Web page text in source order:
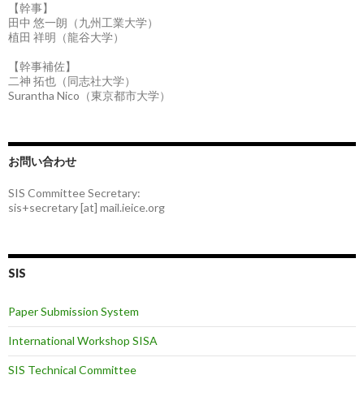
【幹事】
田中 悠一朗（九州工業大学）
植田 祥明（龍谷大学）
【幹事補佐】
二神 拓也（同志社大学）
Surantha Nico（東京都市大学）
お問い合わせ
SIS Committee Secretary:
sis+secretary [at] mail.ieice.org
SIS
Paper Submission System
International Workshop SISA
SIS Technical Committee